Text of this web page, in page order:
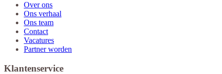
Over ons
Ons verhaal
Ons team
Contact
Vacatures
Partner worden
Klantenservice